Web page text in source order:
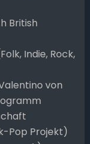
British
Indie, Rock,
von
Pop Projekt)